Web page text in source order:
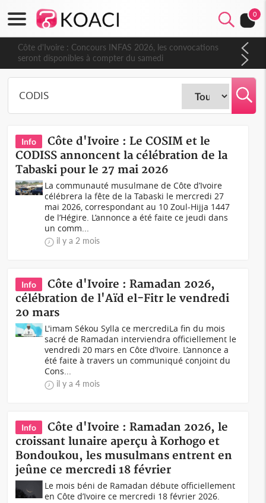
0
Côte d'Ivoire : Concours INFAS 2026, les convocations
seront disponibles à compter du samedi
Info
Côte d'Ivoire : Le COSIM et le
CODISS annoncent la célébration de la
Tabaski pour le 27 mai 2026
La communauté musulmane de Côte d’Ivoire
célébrera la fête de la Tabaski le mercredi 27
mai 2026, correspondant au 10 Zoul-Hijja 1447
de l’Hégire. L’annonce a été faite ce jeudi dans
un comm...
il y a 2 mois
Info
Côte d'Ivoire : Ramadan 2026,
célébration de l'Aïd el-Fitr le vendredi
20 mars
L'imam Sékou Sylla ce mercrediLa fin du mois
sacré de Ramadan interviendra officiellement le
vendredi 20 mars en Côte d’Ivoire. L’annonce a
été faite à travers un communiqué conjoint du
Cons...
il y a 4 mois
Info
Côte d'Ivoire : Ramadan 2026, le
croissant lunaire aperçu à Korhogo et
Bondoukou, les musulmans entrent en
jeûne ce mercredi 18 février
Le mois béni de Ramadan débute officiellement
en Côte d’Ivoire ce mercredi 18 février 2026.